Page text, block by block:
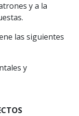
y a la
las siguientes
y